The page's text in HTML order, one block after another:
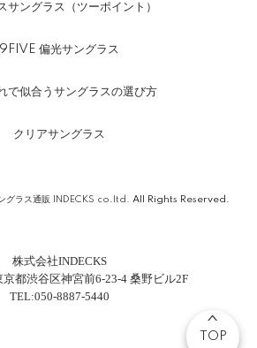
サングラス（ツーポイント）
9FIVE 偏光サングラス
で似合うサングラスの選び方
クリアサングラス
株式会社INDECKS
京都渋谷区神宮前6-23-4 桑野ビル2F
TEL:050-8887-5440
グラス通販 INDECKS co.ltd. All Rights Reserved.
TOP